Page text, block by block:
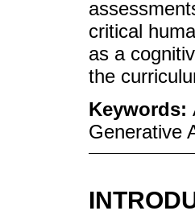
critical
as a
the
Keywords:
Generative